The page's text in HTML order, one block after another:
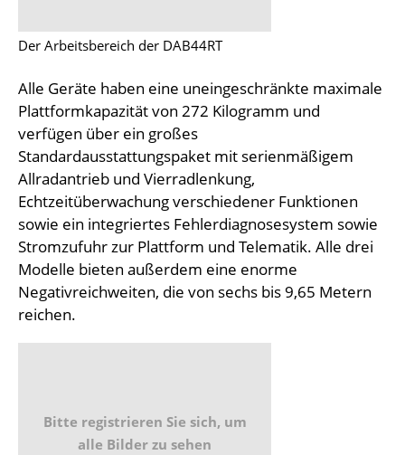
Der Arbeitsbereich der DAB44RT
Alle Geräte haben eine uneingeschränkte maximale
Plattformkapazität von 272 Kilogramm und
verfügen über ein großes
Standardausstattungspaket mit serienmäßigem
Allradantrieb und Vierradlenkung,
Echtzeitüberwachung verschiedener Funktionen
sowie ein integriertes Fehlerdiagnosesystem sowie
Stromzufuhr zur Plattform und Telematik. Alle drei
Modelle bieten außerdem eine enorme
Negativreichweiten, die von sechs bis 9,65 Metern
reichen.
Bitte registrieren Sie sich, um
alle Bilder zu sehen